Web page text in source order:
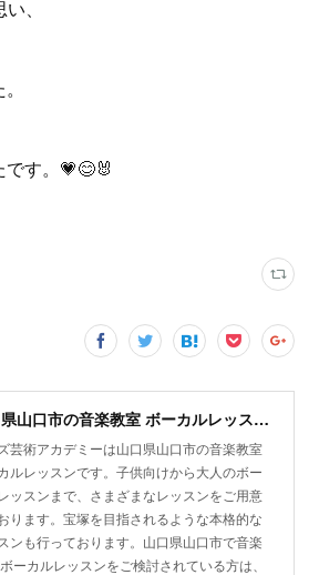
、
す。💗😊🐰
山口県山口市の音楽教室 ボーカルレッスン | ローズ芸術アカデミー
芸術アカデミーは山口県山口市の音楽教室
ルレッスンです。子供向けから大人のボー
ッスンまで、さまざまなレッスンをご用意
ります。宝塚を目指されるような本格的な
ンも行っております。山口県山口市で音楽
ーカルレッスンをご検討されている方は、